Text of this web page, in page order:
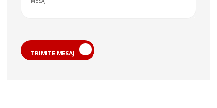
TRIMITE MESAJ